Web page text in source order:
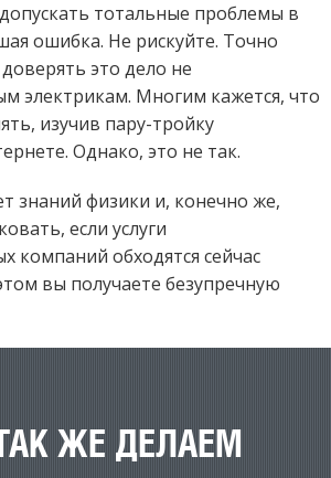
тотальные проблемы в
ошибка. Не рискуйте. Точно
это дело не
электрикам. Многим кажется, что
изучив пару-тройку
Однако, это не так.
знаний физики и, конечно же,
если услуги
компаний обходятся сейчас
вы получаете безупречную
ЖЕ ДЕЛАЕМ